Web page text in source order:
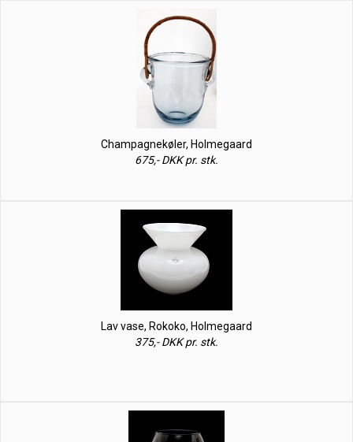
Champagnekøler, Holmegaard
675,- DKK pr. stk.
Lav vase, Rokoko, Holmegaard
375,- DKK pr. stk.